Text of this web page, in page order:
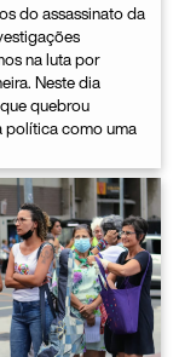
do assassinato da
na luta por
Neste dia
quebrou
política como uma